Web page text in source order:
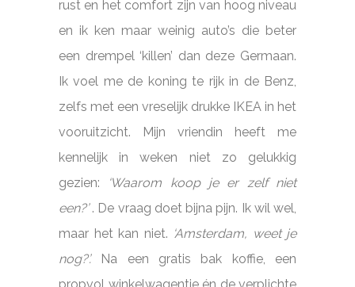
rust en het comfort zijn van hoog niveau
en ik ken maar weinig auto’s die beter
een drempel ‘killen’ dan deze Germaan.
Ik voel me de koning te rijk in de Benz,
zelfs met een vreselijk drukke IKEA in het
vooruitzicht. Mijn vriendin heeft me
kennelijk in weken niet zo gelukkig
gezien:
‘Waarom koop je er zelf niet
een?’. De vraag doet bijna pijn. Ik wil wel,
maar het kan niet. ‘Amsterdam, weet je
nog?’.Na een gratis bak koffie, een
propvol winkelwagentje én de verplichte